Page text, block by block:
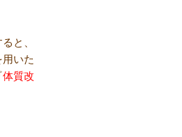
と、
いた
体質改